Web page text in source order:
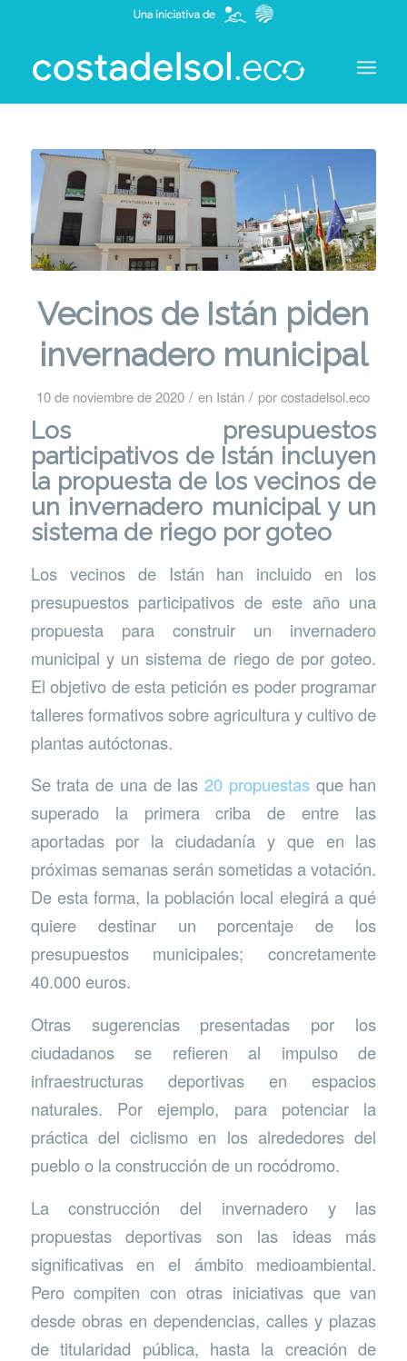
Vecinos de Istán piden
invernadero municipal
10 de noviembre de 2020 / en Istán / porcostadelsol.eco
Los presupuestos
participativos de Istán incluyen
la propuesta de los vecinos de
un invernadero municipal y un
sistema de riego por goteo
Los vecinos de Istán han incluido en los
presupuestos participativos de este año una
propuesta para construir un invernadero
municipal y un sistema de riego de por goteo.
El objetivo de esta petición es poder programar
talleres formativos sobre agricultura y cultivo de
plantas autóctonas.
Se trata de una de las20 propuestasque han
superado la primera criba de entre las
aportadas por la ciudadanía y que en las
próximas semanas serán sometidas a votación.
De esta forma, la población local elegirá a qué
quiere destinar un porcentaje de los
presupuestos municipales; concretamente
40.000 euros.
Otras sugerencias presentadas por los
ciudadanos se refieren al impulso de
infraestructuras deportivas en espacios
naturales. Por ejemplo, para potenciar la
práctica del ciclismo en los alrededores del
pueblo o la construcción de un rocódromo.
La construcción del invernadero y las
propuestas deportivas son las ideas más
significativas en el ámbito medioambiental.
Pero compiten con otras iniciativas que van
desde obras en dependencias, calles y plazas
de titularidad pública, hasta la creación de